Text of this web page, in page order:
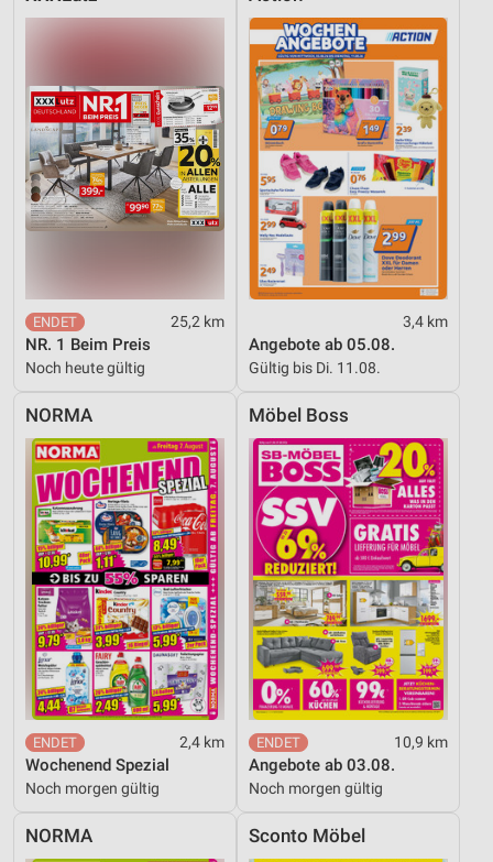
25,2 km
NR. 1 Beim Preis
Noch heute gültig
3,4 km
Angebote ab 05.08.
Gültig bis Di. 11.08.
NORMA
2,4 km
Wochenend Spezial
Noch morgen gültig
Möbel Boss
10,9 km
Angebote ab 03.08.
Noch morgen gültig
NORMA Sconto Möbel